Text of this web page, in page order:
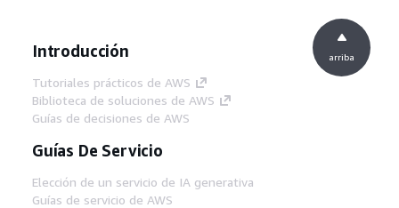
Introducción
Tutoriales prácticos de AWS
Biblioteca de soluciones de AWS
Guías de decisiones de AWS
Guías De Servicio
Elección de un servicio de IA generativa
Guías de servicio de AWS
arriba